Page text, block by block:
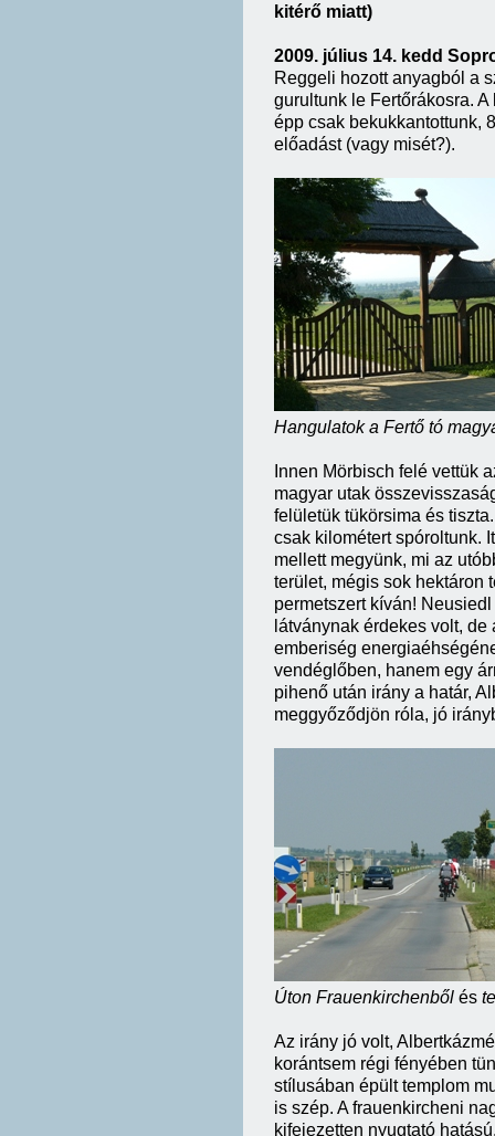
kitérő miatt)
2009. július 14. kedd
Reggeli hozott anyagból a
gurultunk le Fertőrákosra.
épp csak bekukkantottunk,
előadást (vagy misét?).
Hangulatok a Fertő tó
Innen Mörbisch felé vettük
magyar utak
felületük tükörsima és
csak kilométert spóroltunk.
mellett megyünk, mi az
terület, mégis sok hektáron
permetszert kíván!
látványnak érdekes volt,
emberiség
vendéglőben, hanem egy
pihenő után irány a határ,
meggyőződjön róla, jó
Úton Frauenkirchenből és
Az irány jó volt,
korántsem régi fényében
stílusában épült templom
is szép. A frauenkircheni
kifejezetten nyugtató